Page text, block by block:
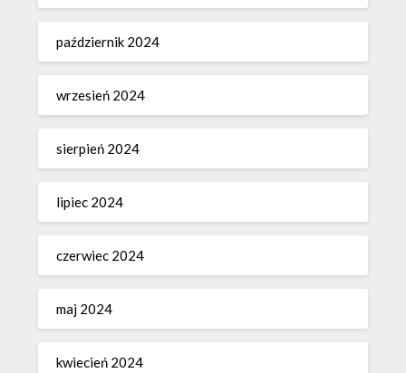
październik 2024
wrzesień 2024
sierpień 2024
lipiec 2024
czerwiec 2024
maj 2024
kwiecień 2024